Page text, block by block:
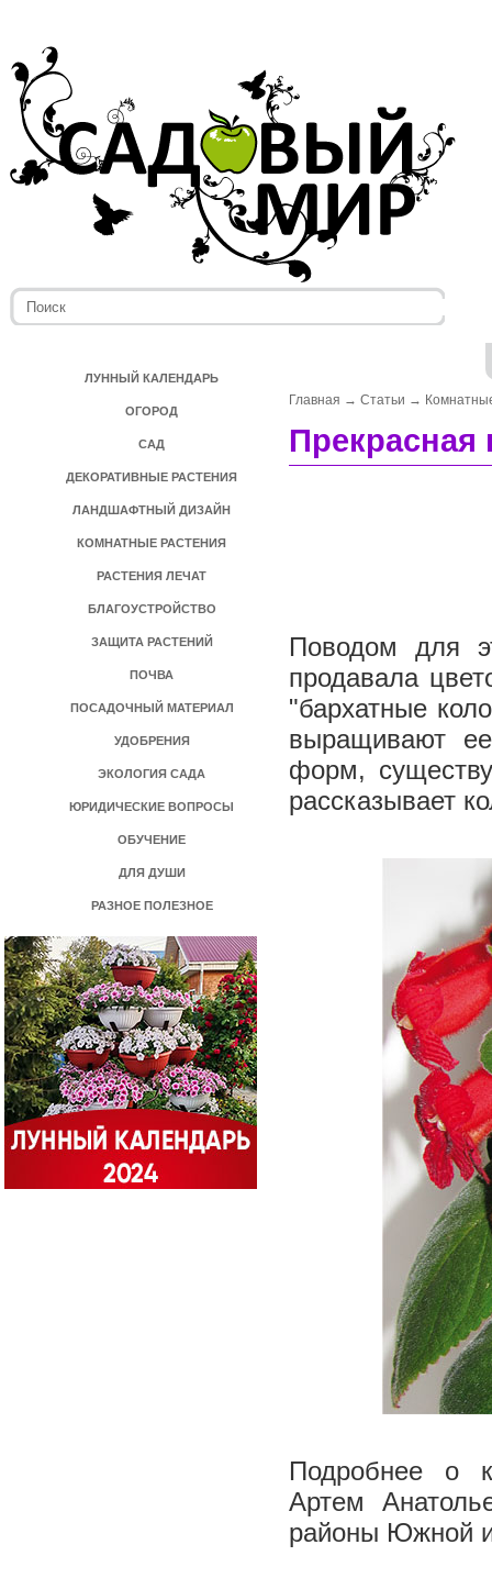
ЛУННЫЙ КАЛЕНДАРЬ
ОГОРОД
САД
ДЕКОРАТИВНЫЕ РАСТЕНИЯ
ЛАНДШАФТНЫЙ ДИЗАЙН
КОМНАТНЫЕ РАСТЕНИЯ
РАСТЕНИЯ ЛЕЧАТ
БЛАГОУСТРОЙСТВО
ЗАЩИТА РАСТЕНИЙ
ПОЧВА
ПОСАДОЧНЫЙ МАТЕРИАЛ
УДОБРЕНИЯ
ЭКОЛОГИЯ САДА
ЮРИДИЧЕСКИЕ ВОПРОСЫ
ОБУЧЕНИЕ
ДЛЯ ДУШИ
РАЗНОЕ ПОЛЕЗНОЕ
Главная → Статьи →
Прекрасная
Поводом для
продавала
"бархатные
выращивают
форм,
рассказывает
Подробнее о
Артем
районы Южной